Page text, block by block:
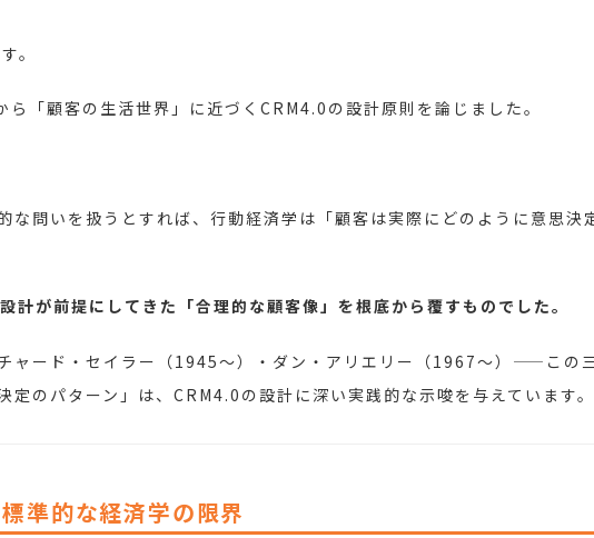
。
「顧客の生活世界」に近づくCRM4.0の設計原則を論じました。
問いを扱うとすれば、行動経済学は「顧客は実際にどのように意思決
計が前提にしてきた「合理的な顧客像」を根底から覆すものでした。
ャード・セイラー（1945〜）・ダン・アリエリー（1967〜）——この
のパターン」は、CRM4.0の設計に深い実践的な示唆を与えています。
準的な経済学の限界